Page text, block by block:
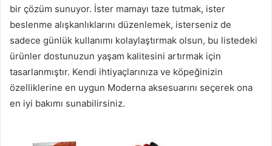
bir çözüm sunuyor. İster mamayı taze tutmak, ister
beslenme alışkanlıklarını düzenlemek, isterseniz de
sadece günlük kullanımı kolaylaştırmak olsun, bu listedeki
ürünler dostunuzun yaşam kalitesini artırmak için
tasarlanmıştır. Kendi ihtiyaçlarınıza ve köpeğinizin
özelliklerine en uygun Moderna aksesuarını seçerek ona
en iyi bakımı sunabilirsiniz.